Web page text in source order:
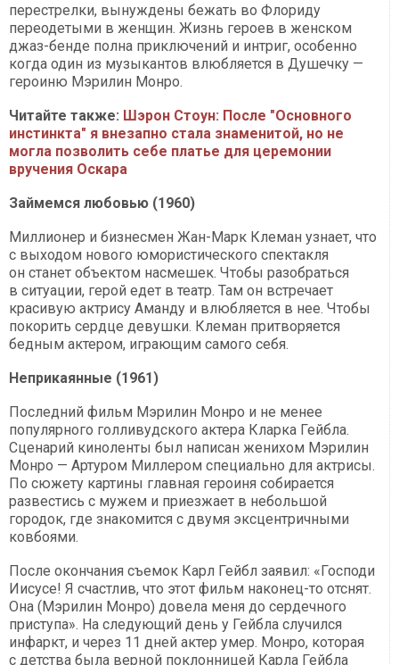
перестрелки, вынуждены бежать во Флориду
переодетыми в женщин. Жизнь героев в женском
джаз-бенде полна приключений и интриг, особенно
когда один из музыкантов влюбляется в Душечку —
героиню Мэрилин Монро.
Читайте также: Шэрон Стоун: После "Основного
инстинкта" я внезапно стала знаменитой, но не
могла позволить себе платье для церемонии
вручения Оскара
Займемся любовью (1960)
Миллионер и бизнесмен Жан-Марк Клеман узнает, что
с выходом нового юмористического спектакля
он станет объектом насмешек. Чтобы разобраться
в ситуации, герой едет в театр. Там он встречает
красивую актрису Аманду и влюбляется в нее. Чтобы
покорить сердце девушки. Клеман притворяется
бедным актером, играющим самого себя.
Неприкаянные (1961)
Последний фильм Мэрилин Монро и не менее
популярного голливудского актера Кларка Гейбла.
Сценарий киноленты был написан женихом Мэрилин
Монро — Артуром Миллером специально для актрисы.
По сюжету картины главная героиня собирается
развестись с мужем и приезжает в небольшой
городок, где знакомится с двумя эксцентричными
ковбоями.
После окончания съемок Карл Гейбл заявил: «Господи
Иисусе! Я счастлив, что этот фильм наконец-то отснят.
Она (Мэрилин Монро) довела меня до сердечного
приступа». На следующий день у Гейбла случился
инфаркт, и через 11 дней актер умер. Монро, которая
с детства была верной поклонницей Карла Гейбла